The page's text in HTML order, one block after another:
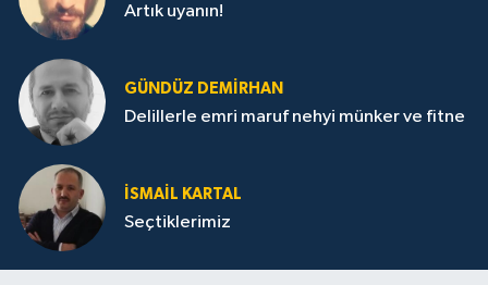
Artık uyanın!
GÜNDÜZ DEMIRHAN
Delillerle emri maruf nehyi münker ve fitne
İSMAIL KARTAL
Seçtiklerimiz